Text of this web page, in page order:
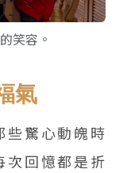
笑容。
氣
些驚心動魄時
次回憶都是折